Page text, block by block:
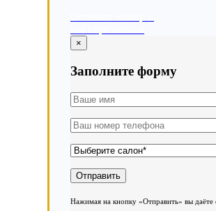
×
Заполните форму
Нажимая на кнопку «Отправить» вы даёте